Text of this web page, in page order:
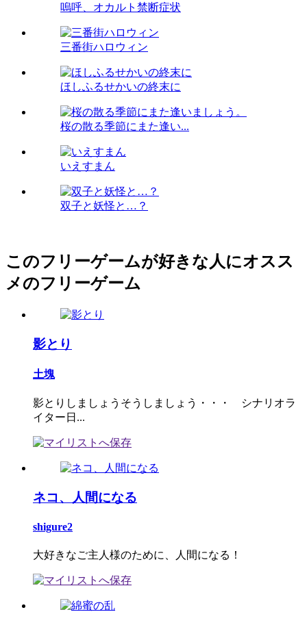
嗚呼、オカルト禁断症状
三番街ハロウィン
ほしふるせかいの終末に
桜の散る季節にまた逢い...
いえすまん
双子と妖怪と…？
このフリーゲームが好きな人にオスス
メのフリーゲーム
影とり
土塊
影とりしましょうそうしましょう・・・ シナリオラ
イター日...
ネコ、人間になる
shigure2
大好きなご主人様のために、人間になる！